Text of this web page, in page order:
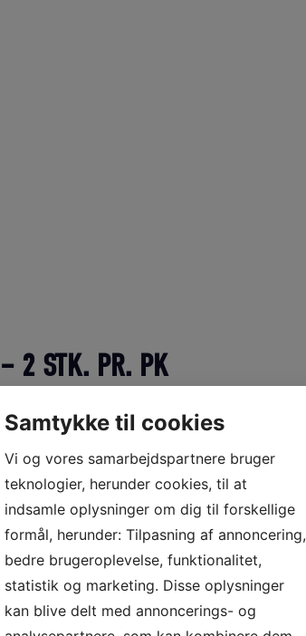
2 STK. PR. PK
& rulle,Malerruller Pensler Tape
Samtykke til cookies
Vi og vores samarbejdspartnere bruger
teknologier, herunder cookies, til at
indsamle oplysninger om dig til forskellige
formål, herunder: Tilpasning af annoncering,
bedre brugeroplevelse, funktionalitet,
statistik og marketing. Disse oplysninger
kan blive delt med annoncerings- og